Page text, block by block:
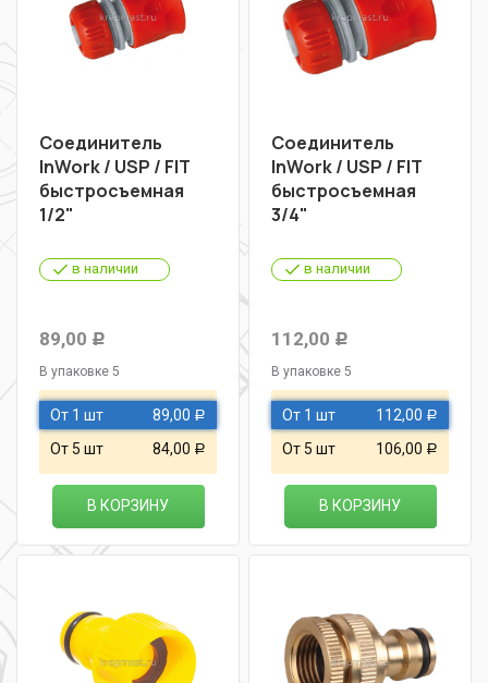
Соединитель
InWork / USP / FIT
быстросъемная
1/2"
в наличии
89,00 Р
В упаковке 5
От 1 шт 89,00 Р
От 5 шт 84,00 Р
В КОРЗИНУ
Соединитель
InWork / USP / FIT
быстросъемная
3/4"
в наличии
112,00 Р
В упаковке 5
От 1 шт 112,00 Р
От 5 шт 106,00 Р
В КОРЗИНУ